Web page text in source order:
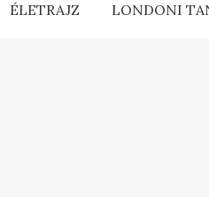
ÉLETRAJZ LONDONI